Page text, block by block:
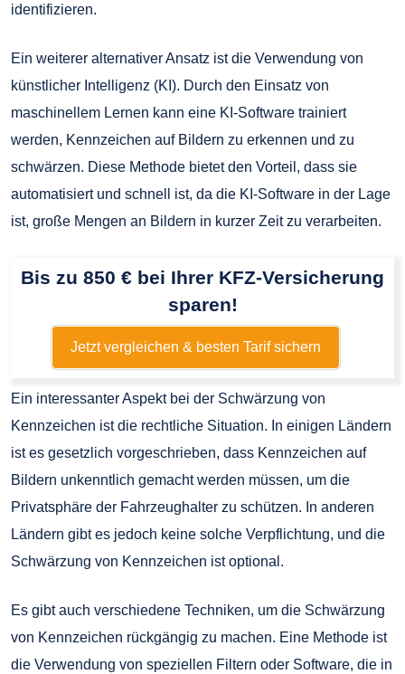
identifizieren.
Ein weiterer alternativer Ansatz ist die Verwendung von
künstlicher Intelligenz (KI). Durch den Einsatz von
maschinellem Lernen kann eine KI-Software trainiert
werden, Kennzeichen auf Bildern zu erkennen und zu
schwärzen. Diese Methode bietet den Vorteil, dass sie
automatisiert und schnell ist, da die KI-Software in der Lage
ist, große Mengen an Bildern in kurzer Zeit zu verarbeiten.
Bis zu 850 € bei Ihrer KFZ-Versicherung
sparen!
Jetzt vergleichen & besten Tarif sichern
Ein interessanter Aspekt bei der Schwärzung von
Kennzeichen ist die rechtliche Situation. In einigen Ländern
ist es gesetzlich vorgeschrieben, dass Kennzeichen auf
Bildern unkenntlich gemacht werden müssen, um die
Privatsphäre der Fahrzeughalter zu schützen. In anderen
Ländern gibt es jedoch keine solche Verpflichtung, und die
Schwärzung von Kennzeichen ist optional.
Es gibt auch verschiedene Techniken, um die Schwärzung
von Kennzeichen rückgängig zu machen. Eine Methode ist
die Verwendung von speziellen Filtern oder Software, die in